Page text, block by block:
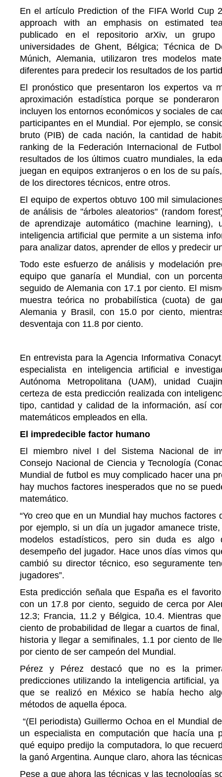
En el artículo Prediction of the FIFA World Cup
approach with an emphasis on estimated
publicado en el repositorio arXiv, un
universidades de Ghent, Bélgica; Técnica de
Múnich, Alemania, utilizaron tres modelos
diferentes para predecir los resultados de los
El pronóstico que presentaron los expertos va
aproximación estadística porque se
incluyen los entornos económicos y sociales de
participantes en el Mundial. Por ejemplo, se
bruto (PIB) de cada nación, la cantidad de
ranking de la Federación Internacional de
resultados de los últimos cuatro mundiales, la
juegan en equipos extranjeros o en los de su
de los directores técnicos, entre otros.
El equipo de expertos obtuvo 100 mil
de análisis de "árboles aleatorios" (random
de aprendizaje automático (machine learning),
inteligencia artificial que permite a un sistema
para analizar datos, aprender de ellos y predecir
Todo este esfuerzo de análisis y modelación
equipo que ganaría el Mundial, con un
seguido de Alemania con 17.1 por ciento. El
muestra teórica no probabilística (cuota) de
Alemania y Brasil, con 15.0 por ciento,
desventaja con 11.8 por ciento.
En entrevista para la Agencia Informativa
especialista en inteligencia artificial e
Autónoma Metropolitana (UAM), unidad
certeza de esta predicción realizada con
tipo, cantidad y calidad de la información, así
matemáticos empleados en ella.
El impredecible factor humano
El miembro nivel I del Sistema Nacional de
Consejo Nacional de Ciencia y Tecnología
Mundial de futbol es muy complicado hacer una
hay muchos factores inesperados que no se
matemático.
“Yo creo que en un Mundial hay muchos factores
por ejemplo, si un día un jugador amanece
modelos estadísticos, pero sin duda es
desempeño del jugador. Hace unos días vimos
cambió su director técnico, eso seguramente
jugadores”.
Esta predicción señala que España es el
con un 17.8 por ciento, seguido de cerca por
12.3; Francia, 11.2 y Bélgica, 10.4. Mientras
ciento de probabilidad de llegar a cuartos de
historia y llegar a semifinales, 1.1 por ciento de
por ciento de ser campeón del Mundial.
Pérez y Pérez destacó que no es la
predicciones utilizando la inteligencia artificial,
que se realizó en México se había hecho
métodos de aquella época.
“(El periodista) Guillermo Ochoa en el Mundial
un especialista en computación que hacía una
qué equipo predijo la computadora, lo que
la ganó Argentina. Aunque claro, ahora las
Pese a que ahora las técnicas y las tecnologías